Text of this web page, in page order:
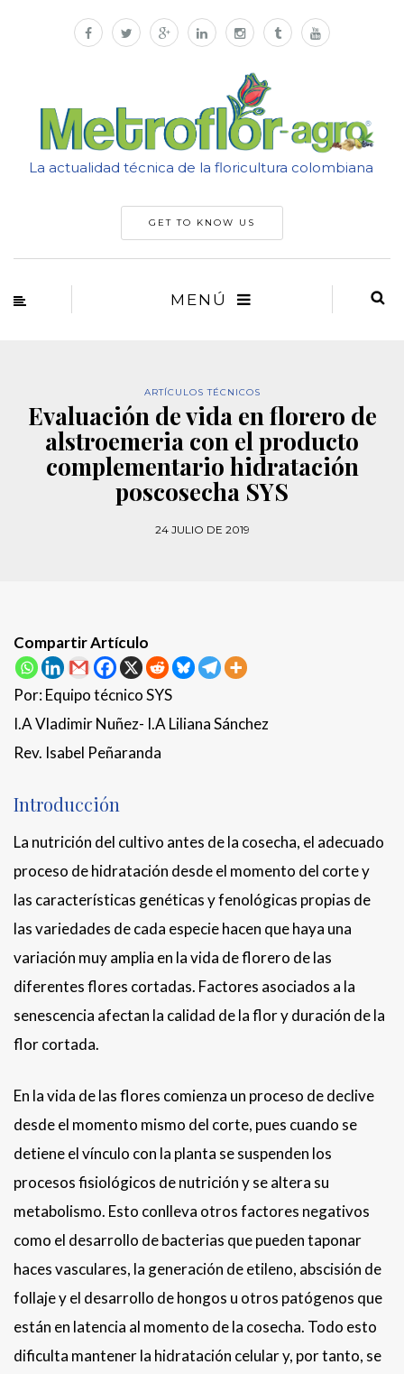
La actualidad técnica de la floricultura colombiana
GET TO KNOW US
MENÚ
ARTÍCULOS TÉCNICOS
Evaluación de vida en florero de
alstroemeria con el producto
complementario hidratación
poscosecha SYS
24 JULIO DE 2019
Compartir Artículo
Por: Equipo técnico SYS
I.A Vladimir Nuñez- I.A Liliana Sánchez
Rev. Isabel Peñaranda
Introducción
La nutrición del cultivo antes de la cosecha, el adecuado
proceso de hidratación desde el momento del corte y
las características genéticas y fenológicas propias de
las variedades de cada especie hacen que haya una
variación muy amplia en la vida de florero de las
diferentes flores cortadas. Factores asociados a la
senescencia afectan la calidad de la flor y duración de la
flor cortada.
En la vida de las flores comienza un proceso de declive
desde el momento mismo del corte, pues cuando se
detiene el vínculo con la planta se suspenden los
procesos fisiológicos de nutrición y se altera su
metabolismo. Esto conlleva otros factores negativos
como el desarrollo de bacterias que pueden taponar
haces vasculares, la generación de etileno, abscisión de
follaje y el desarrollo de hongos u otros patógenos que
están en latencia al momento de la cosecha. Todo esto
dificulta mantener la hidratación celular y, por tanto, se